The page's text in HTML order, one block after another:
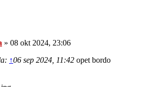
» 08 okt 2024, 23:06
↑06 sep 2024, 11:42 opet bordo